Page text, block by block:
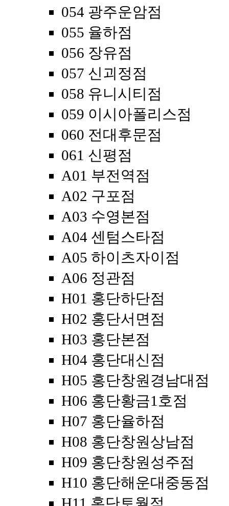
054 광주운암점
055 율하점
056 장유점
057 신괴정점
058 유니시티점
059 이시아폴리스점
060 전대후문점
061 신평점
A01 부전역점
A02 구포점
A03 수영본점
A04 센텀스타점
A05 하이츠자이점
A06 정관점
H01 홍단하단점
H02 홍단서면점
H03 홍단본점
H04 홍단대신점
H05 홍단창원경남대점
H06 홍단황금1호점
H07 홍단율하점
H08 홍단창원상남점
H09 홍단창원성주점
H10 홍단해운대중동점